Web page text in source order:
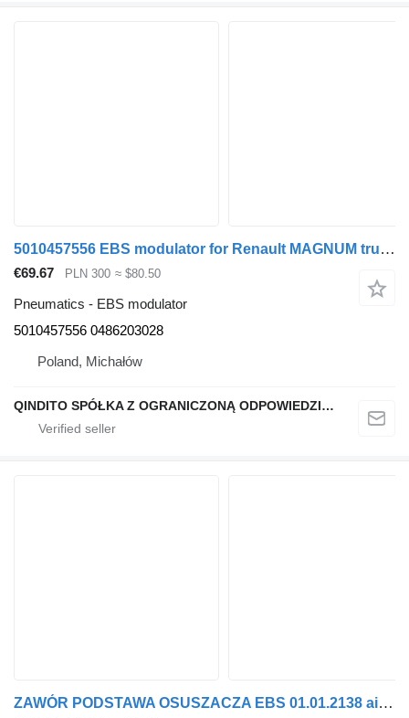
5010457556 EBS modulator for Renault MAGNUM truck tractor
€69.67 PLN 300 ≈ $80.50
Pneumatics - EBS modulator
5010457556 0486203028
Poland, Michałów
QINDITO SPÓŁKA Z OGRANICZONĄ ODPOWIEDZIALNOŚCIĄ
ZAWÓR PODSTAWA OSUSZACZA EBS 01.01.2138 air dryer for Renault MIDLUM truck tractor